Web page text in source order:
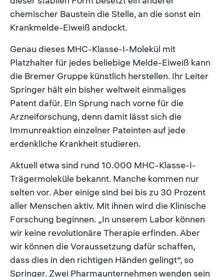
chemischer Baustein die Stelle, an die sonst ein
Krankmelde-Eiweiß andockt.
Genau dieses MHC-Klasse-I-Molekül mit
Platzhalter für jedes beliebige Melde-Eiweiß kann
die Bremer Gruppe künstlich herstellen. Ihr Leiter
Springer hält ein bisher weltweit einmaliges
Patent dafür. Ein Sprung nach vorne für die
Arzneiforschung, denn damit lässt sich die
Immunreaktion einzelner Pateinten auf jede
erdenkliche Krankheit studieren.
Aktuell etwa sind rund 10.000 MHC-Klasse-I-
Trägermoleküle bekannt. Manche kommen nur
selten vor. Aber einige sind bei bis zu 30 Prozent
aller Menschen aktiv. Mit ihnen wird die Klinische
Forschung beginnen. „In unserem Labor können
wir keine revolutionäre Therapie erfinden. Aber
wir können die Voraussetzung dafür schaffen,
dass dies in den richtigen Händen gelingt“, so
Springer. Zwei Pharmaunternehmen wenden sein